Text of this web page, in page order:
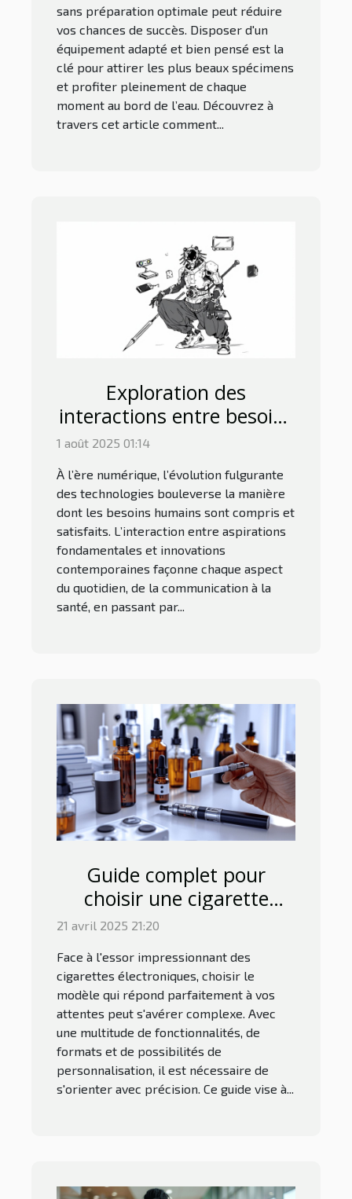
sans préparation optimale peut réduire
vos chances de succès. Disposer d'un
équipement adapté et bien pensé est la
clé pour attirer les plus beaux spécimens
et profiter pleinement de chaque
moment au bord de l’eau. Découvrez à
travers cet article comment...
Exploration des
interactions entre besoins
humains et technologies
modernes
1 août 2025 01:14
À l’ère numérique, l’évolution fulgurante
des technologies bouleverse la manière
dont les besoins humains sont compris et
satisfaits. L’interaction entre aspirations
fondamentales et innovations
contemporaines façonne chaque aspect
du quotidien, de la communication à la
santé, en passant par...
Guide complet pour
choisir une cigarette
électronique adaptée à
21 avril 2025 21:20
Face à l'essor impressionnant des
cigarettes électroniques, choisir le
modèle qui répond parfaitement à vos
attentes peut s'avérer complexe. Avec
une multitude de fonctionnalités, de
formats et de possibilités de
personnalisation, il est nécessaire de
s'orienter avec précision. Ce guide vise à...